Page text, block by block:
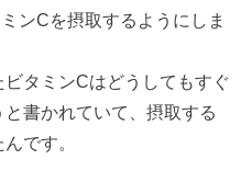
ンCを摂取するようにしま
タミンCはどうしてもすぐ
書かれていて、摂取する
です。